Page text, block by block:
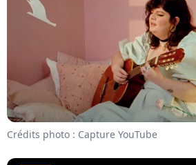
Crédits photo : Capture YouTube